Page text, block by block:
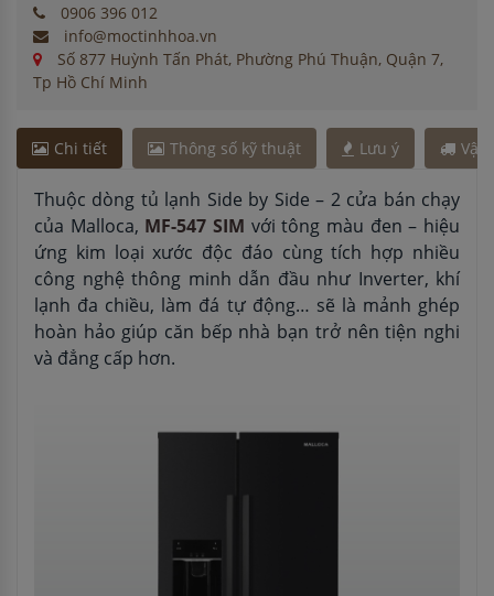
0906 396 012
info@moctinhhoa.vn
Số 877 Huỳnh Tấn Phát, Phường Phú Thuận, Quận 7,
Tp Hồ Chí Minh
Chi tiết Thông số kỹ thuật Lưu ý Vận
Thuộc dòng tủ lạnh Side by Side – 2 cửa bán chạy
của Malloca, MF-547 SIM với tông màu đen – hiệu
ứng kim loại xước độc đáo cùng tích hợp nhiều
công nghệ thông minh dẫn đầu như Inverter, khí
lạnh đa chiều, làm đá tự động… sẽ là mảnh ghép
hoàn hảo giúp căn bếp nhà bạn trở nên tiện nghi
và đẳng cấp hơn.